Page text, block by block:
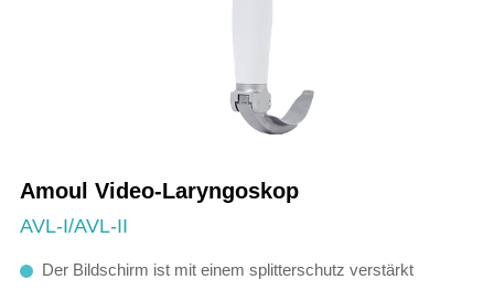
Amoul Video-Laryngoskop
AVL-I/AVL-II
Der Bildschirm ist mit einem splitterschutz verstärkt